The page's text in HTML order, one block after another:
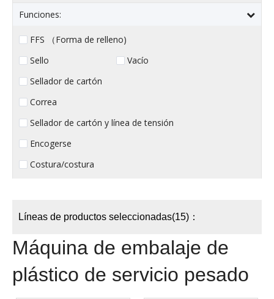
Funciones:
FFS （Forma de relleno)
Sello
Vacío
Sellador de cartón
Correa
Sellador de cartón y línea de tensión
Encogerse
Costura/costura
Líneas de productos seleccionadas(15)：
Máquina de embalaje de
plástico de servicio pesado